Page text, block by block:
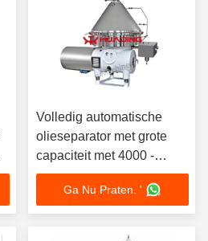
Volledig automatische
olieseparator met grote
capaciteit met 4000 -
10000 t/min
Ga Nu Praten. '